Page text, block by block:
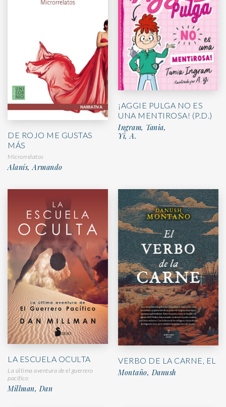
DE ROJO ME GUSTAS
MÁS
Microrrelatos
Alanís, Armando
¡AGGIE PULGA NO ES
UNA MENTIROSA! (P.D.)
Ingram, Tania,
Yi, A.
LA ESCUELA OCULTA
La última aventura de el guerrero
pacifico
Millman, Dan
VERBO DE LA CARNE, EL
Montaño, Danush